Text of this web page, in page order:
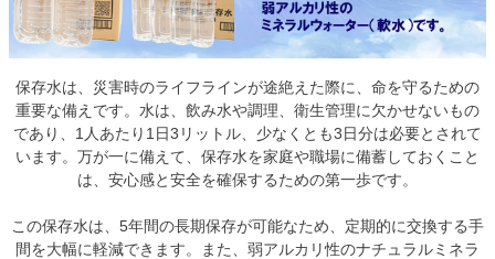
保存水は、災害時のライフラインが途絶えた際に、命を守るための
重要な備えです。水は、飲み水や調理、衛生管理に欠かせないもの
であり、1人あたり1日3リットル、少なくとも3日分は必要とされて
います。万が一に備えて、保存水を家庭や職場に備蓄しておくこと
は、安心感と安全を確保するための第一歩です。
この保存水は、5年間の長期保存が可能なため、定期的に交換する手
間を大幅に軽減できます。また、弱アルカリ性のナチュラルミネラ